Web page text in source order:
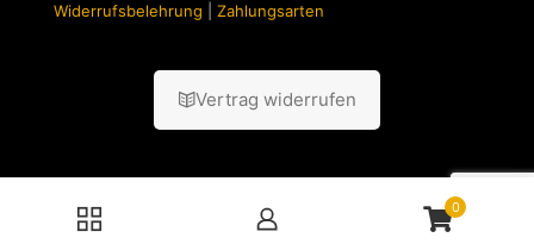
Widerrufsbelehrung Zahlungsarten
Vertrag widerrufen
0